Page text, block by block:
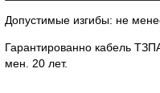
Допустимые изгибы: не
Гарантированно кабель
мен. 20 лет.